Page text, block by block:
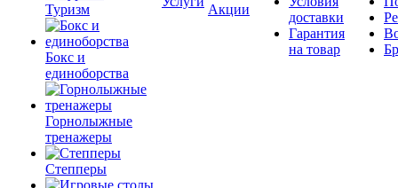
Туризм
Бокс и
единоборства
Горнолыжные
тренажеры
Степперы
Акции
доставки
Гарантия
на товар